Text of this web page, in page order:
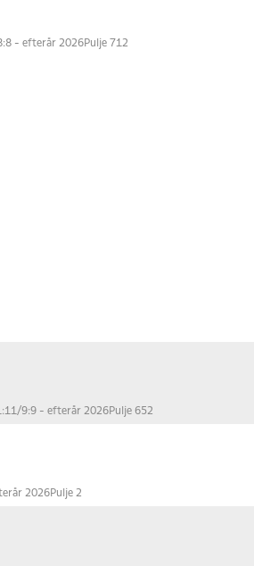
- efterår 2026Pulje 712
9:9 - efterår 2026Pulje 652
2026Pulje 2